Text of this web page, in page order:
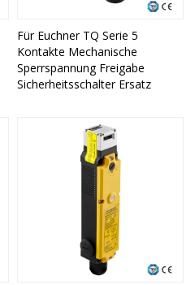
Für Euchner TQ Serie 5
Kontakte Mechanische
Sperrspannung Freigabe
Sicherheitsschalter Ersatz